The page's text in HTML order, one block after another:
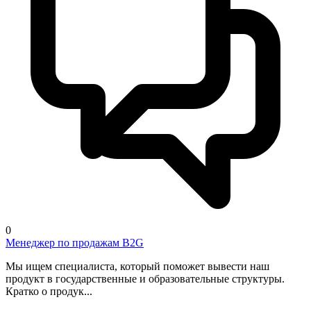
0
Менеджер по продажам B2G
Мы ищем специалиста, который поможет вывести наш
продукт в государственные и образовательные структуры.
Кратко о продук...